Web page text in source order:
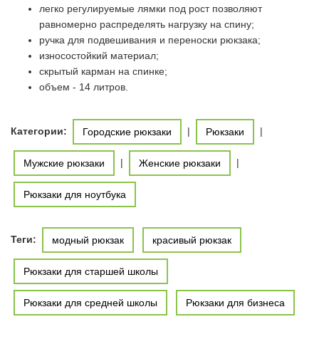
легко регулируемые лямки под рост позволяют
равномерно распределять нагрузку на спину;
ручка для подвешивания и переноски рюкзака;
износостойкий материал;
скрытый карман на спинке;
объем - 14 литров.
Категории: Городские рюкзаки | Рюкзаки |
Мужские рюкзаки | Женские рюкзаки |
Рюкзаки для ноутбука
Теги: модный рюкзак красивый рюкзак
Рюкзаки для старшей школы
Рюкзаки для средней школы Рюкзаки для бизнеса